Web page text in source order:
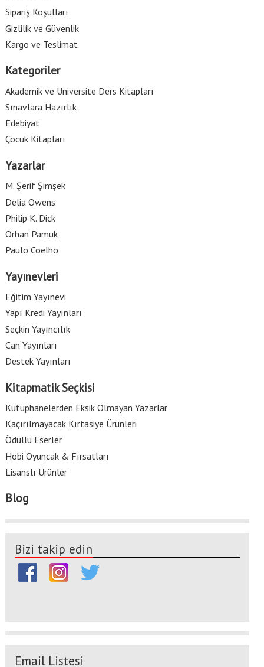
Sipariş Koşulları
Gizlilik ve Güvenlik
Kargo ve Teslimat
Kategoriler
Akademik ve Üniversite Ders Kitapları
Sınavlara Hazırlık
Edebiyat
Çocuk Kitapları
Yazarlar
M. Şerif Şimşek
Delia Owens
Philip K. Dick
Orhan Pamuk
Paulo Coelho
Yayınevleri
Eğitim Yayınevi
Yapı Kredi Yayınları
Seçkin Yayıncılık
Can Yayınları
Destek Yayınları
Kitapmatik Seçkisi
Kütüphanelerden Eksik Olmayan Yazarlar
Kaçırılmayacak Kırtasiye Ürünleri
Ödüllü Eserler
Hobi Oyuncak & Fırsatları
Lisanslı Ürünler
Blog
Bizi takip edin
Email Listesi